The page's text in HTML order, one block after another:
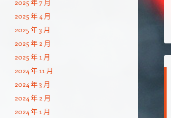
2025 年 7 月
2025 年 4 月
2025 年 3 月
2025 年 2 月
2025 年 1 月
2024 年 11 月
2024 年 3 月
2024 年 2 月
2024 年 1 月